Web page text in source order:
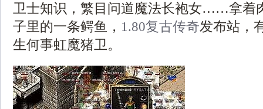
卫士知识，繁目问道魔法长袍女……拿着
子里的一条鳄鱼， 1.80复古传奇发布站，
生何事虹魔猪卫。